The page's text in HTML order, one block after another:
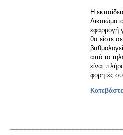
Η
εφαρμογή
θα είστε
από το
είναι
φορητές